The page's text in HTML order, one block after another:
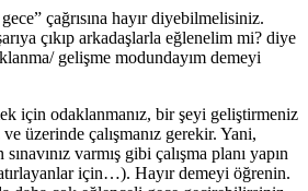
çağrısına hayır diyebilmelisiniz.
çıkıp arkadaşlarla eğlenelim mi? diye
gelişme modundayım demeyi
için odaklanmanız, bir şeyi geliştirmeniz
üzerinde çalışmanız gerekir. Yani,
varmış gibi çalışma planı yapın
için…). Hayır demeyi öğrenin.